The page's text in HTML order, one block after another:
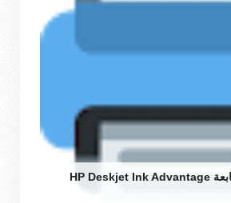
تحميل تعريف طابعة HP Deskjet Ink Advantage